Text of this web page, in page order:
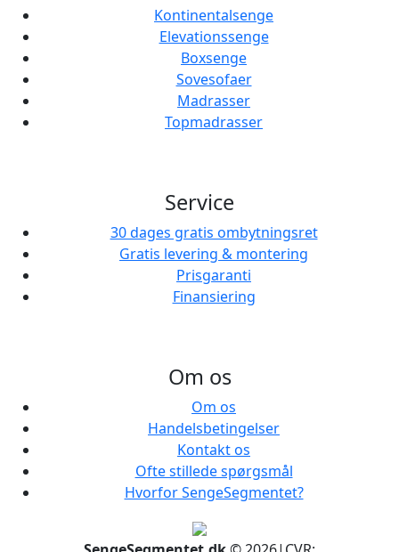
Kontinentalsenge
Elevationssenge
Boxsenge
Sovesofaer
Madrasser
Topmadrasser
Service
30 dages gratis ombytningsret
Gratis levering & montering
Prisgaranti
Finansiering
Om os
Om os
Handelsbetingelser
Kontakt os
Ofte stillede spørgsmål
Hvorfor SengeSegmentet?